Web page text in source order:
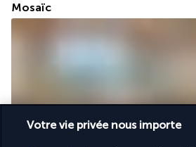
Mosaïc
Votre vie privée nous importe